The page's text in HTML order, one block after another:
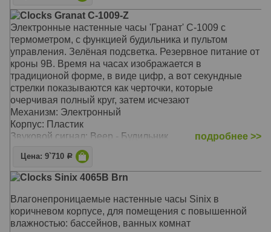
Clocks Granat C-1009-Z
Электронные настенные часы 'Гранат' С-1009 с
термометром, с функцией будильника и пультом
управления. Зелёная подсветка. Резервное питание от
кроны 9В. Время на часах изображается в
традиционой форме, в виде цифр, а вот секундные
стрелки показываются как черточки, которые
очерчивая полный круг, затем исчезают
Механизм: Электронный
Корпус: Пластик
Звуковой сигнал: Beep - Будильник
Размер: 28 x 28 x 2,8 см
подробнее >>
Цена: 9`710 Р
Clocks Sinix 4065B Brn
Влагонепроницаемые настенные часы Sinix в
коричневом корпусе, для помещения с повышенной
влажностью: бассейнов, ванных комнат